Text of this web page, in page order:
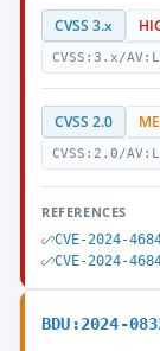
CVSS 3.x
CVSS:3.x/
CVSS 2.0
CVSS:2.0/
REFERENCES
CVE-2024-
CVE-2024-
BDU:2024-